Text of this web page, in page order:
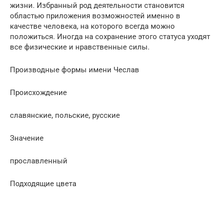
жизни. Избранный род деятельности становится
областью приложения возможностей именно в
качестве человека, на которого всегда можно
положиться. Иногда на сохранение этого статуса уходят
все физические и нравственные силы.
Производные формы имени Чеслав
Проиcхождение
славянские, польские, русские
Значение
прославленный
Подходящие цвета